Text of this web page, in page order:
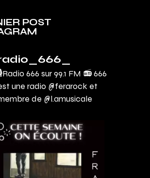
POST
666 sur 99.1 FM 📻666
une radio @ferarock et
de @l.amusicale